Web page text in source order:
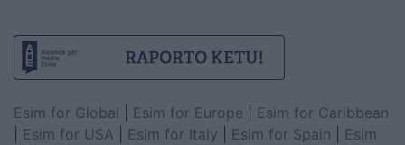
Esim for Global Esim for Europe
Esim for Caribbean
Esim for USA Esim for Italy Esim for Spain
Esim